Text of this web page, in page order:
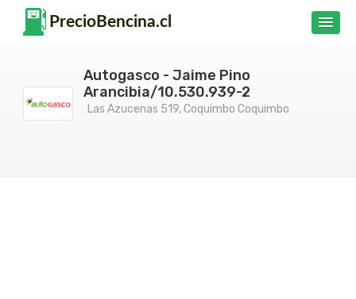
Autogasco - Jaime Pino
Arancibia/10.530.939-2
Las Azucenas 519, Coquimbo Coquimbo